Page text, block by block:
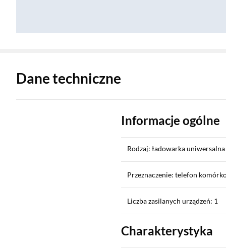
Dane techniczne
Informacje ogólne
Rodzaj: ładowarka uniwersalna
Przeznaczenie: telefon
Liczba zasilanych urządzeń: 1
Charakterystyka